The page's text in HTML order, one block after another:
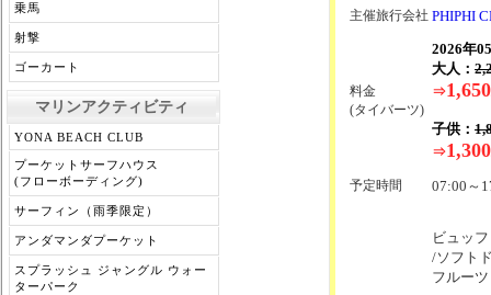
乗馬
射撃
ゴーカート
マリンアクティビティ
YONA BEACH CLUB
プーケットサーフハウス
(フローボーディング)
サーフィン（雨季限定）
アンダマンダプーケット
スプラッシュ ジャングル ウォー
ターパーク
主催旅行会社 PHIPHI
料金
(タイバーツ)
2026年
大人：
⇒1,650
子供：
⇒1,300
予定時間 07:00～
ビュッ
/ソフト
フルー